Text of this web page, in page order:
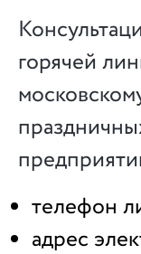
горячей
телефон
адрес